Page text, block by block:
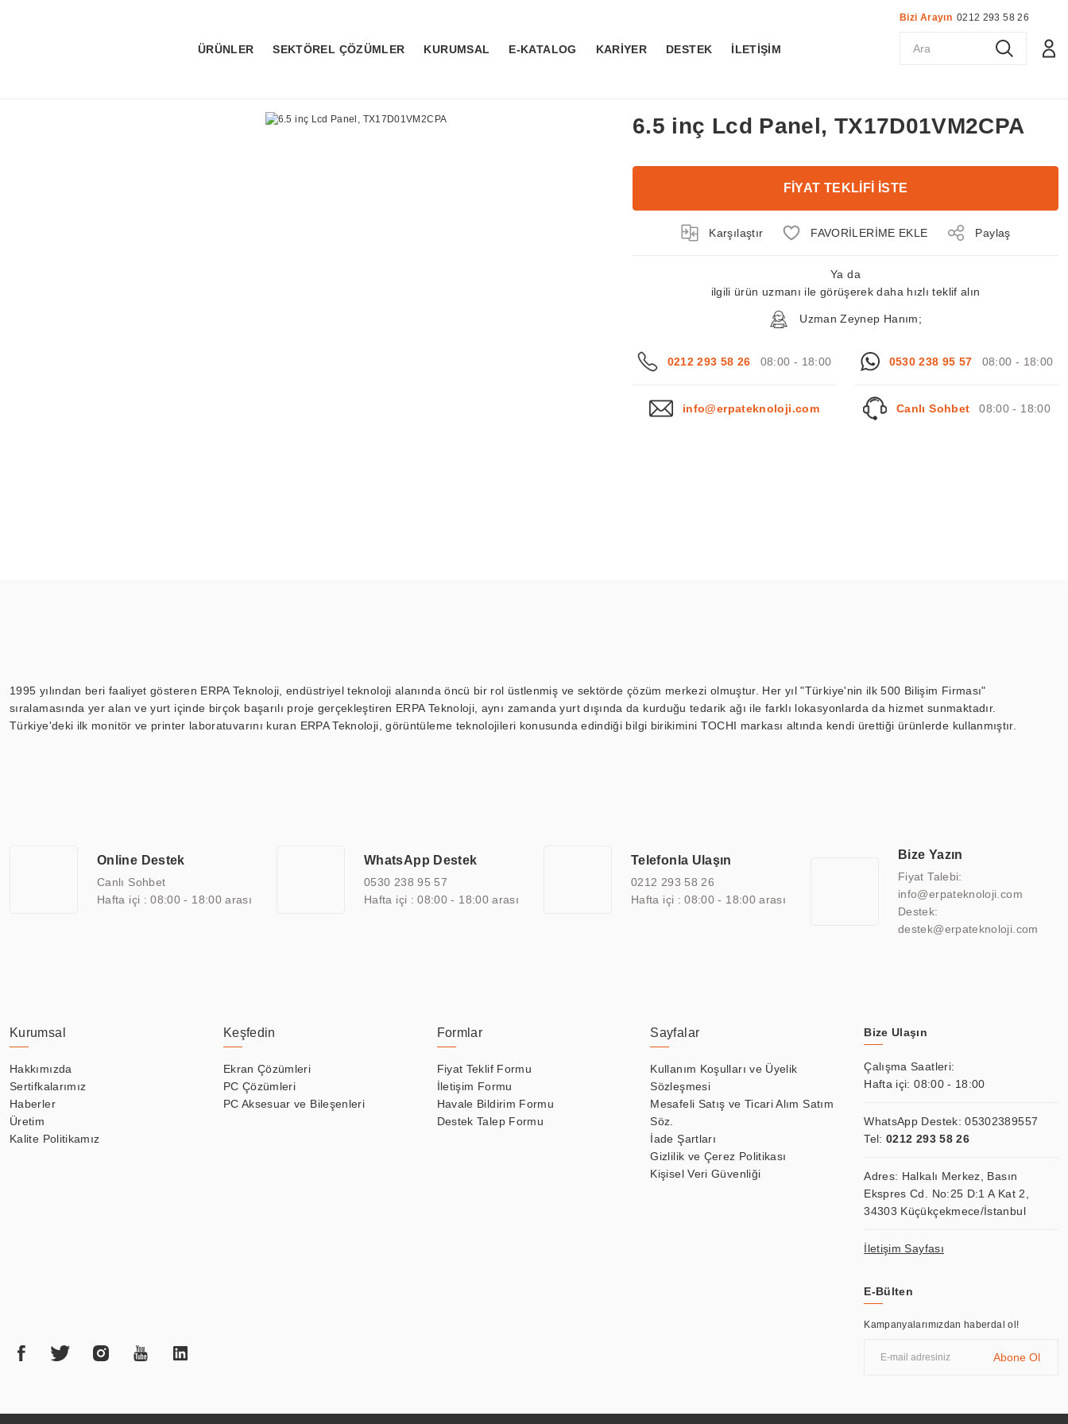
ÜRÜNLER SEKTÖREL ÇÖZÜMLER KURUMSAL E-KATALOG KARİYER DESTEK İLETİŞİM
Bizi Arayın 0212 293 58 26
6.5 inç Lcd Panel, TX17D01VM2CPA
FİYAT TEKLİFİ İSTE
Karşılaştır Paylaş
Ya da
ilgili ürün uzmanı ile görüşerek daha hızlı teklif alın
Uzman Zeynep Hanım;
0212 293 58 26 08:00 - 18:00 0530 238 95 57 08:00 - 18:00
info@erpateknoloji.com Canlı Sohbet 08:00 - 18:00
1995 yılından beri faaliyet gösteren ERPA Teknoloji, endüstriyel teknoloji alanında öncü bir rol üstlenmiş ve sektörde çözüm merkezi olmuştur. Her yıl "Türkiye'nin ilk 500 Bilişim Firması"
sıralamasında yer alan ve yurt içinde birçok başarılı proje gerçekleştiren ERPA Teknoloji, aynı zamanda yurt dışında da kurduğu tedarik ağı ile farklı lokasyonlarda da hizmet sunmaktadır.
Türkiye'deki ilk monitör ve printer laboratuvarını kuran ERPA Teknoloji, görüntüleme teknolojileri konusunda edindiği bilgi birikimini TOCHI markası altında kendi ürettiği ürünlerde kullanmıştır.
arasında yer almaktadır. ERPA Teknoloji, uluslararası standartlarda kalite belgelerine ve sertifikalara sahip olup, etik değerlere bağlı bir şekilde hareket etmektedir. Kaliteli ekipmanı, uzman kadroları,
yılların getirdiği bilgi ve tecrübe ile birleştiren ERPA Teknoloji, özel çözümleri ile iş ortaklarının öne çıkmasına ve sürekli gelişimine katkı sağlamaktadır.
Online Destek
Canlı Sohbet
Hafta içi : 08:00 - 18:00 arası
WhatsApp Destek
0530 238 95 57
Hafta içi : 08:00 - 18:00 arası
Telefonla Ulaşın
0212 293 58 26
Hafta içi : 08:00 - 18:00 arası
Bize Yazın
Fiyat Talebi:
info@erpateknoloji.com
Destek:
destek@erpateknoloji.com
Kurumsal
Hakkımızda
Sertifkalarımız
Haberler
Üretim
Kalite Politikamız
Keşfedin
Ekran Çözümleri
PC Çözümleri
PC Aksesuar ve Bileşenleri
Formlar
Fiyat Teklif Formu
İletişim Formu
Havale Bildirim Formu
Destek Talep Formu
Sayfalar
Kullanım Koşulları ve Üyelik
Sözleşmesi
Mesafeli Satış ve Ticari Alım Satım
Söz.
İade Şartları
Gizlilik ve Çerez Politikası
Kişisel Veri Güvenliği
Bize Ulaşın
Çalışma Saatleri:
Hafta içi: 08:00 - 18:00
WhatsApp Destek:05302389557
Tel: 0212 293 58 26
Adres: Halkalı Merkez, Basın
Ekspres Cd. No:25 D:1 A Kat 2,
34303 Küçükçekmece/İstanbul
İletişim Sayfası
E-Bülten
Kampanyalarımızdan haberdal ol!
Abone Ol